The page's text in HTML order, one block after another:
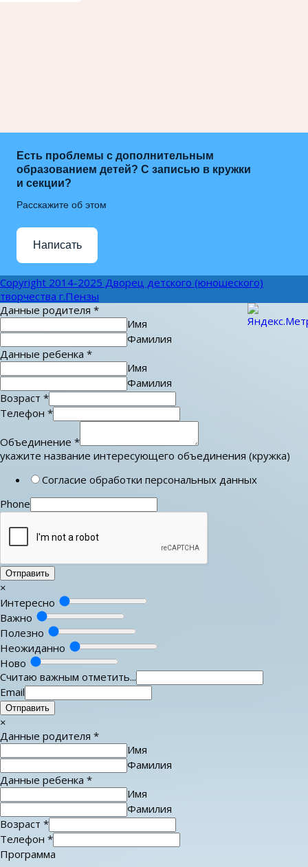
Есть проблемы с дополнительным
образованием детей? С записью в кружки
и секции?
Расскажите об этом
Написать
Copyright 2014-2025 Дворец детского (юношеского)
творчества г.Пензы
Данные родителя *
Имя
Фамилия
Данные ребенка *
Имя
Фамилия
Возраст *
Телефон *
Объединение *
укажите название интересующего объединения (кружка)
Согласие обработки персональных данных
Phone
Отправить
×
Интересно
Важно
Полезно
Неожиданно
Ново
Считаю важным отметить...
Email
Отправить
×
Данные родителя *
Имя
Фамилия
Данные ребенка *
Имя
Фамилия
Возраст *
Телефон *
Программа